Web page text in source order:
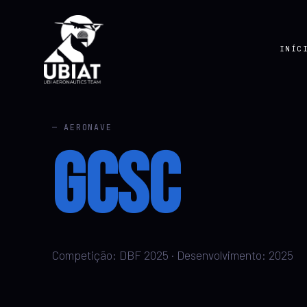
— AERONAVE
GCSC
Competição: DBF 2025 · Desenvolvimento: 2025